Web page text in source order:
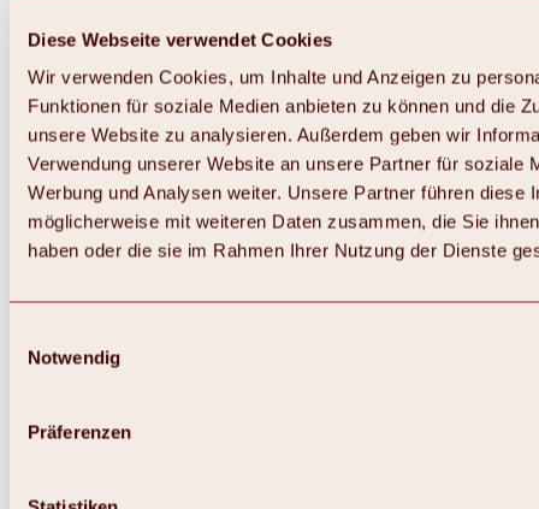
Diese Webseite verwendet Cookies
Wir verwenden Cookies, um Inhalte und Anzeigen zu
Funktionen für soziale Medien anbieten zu können und die
unsere Website zu analysieren. Außerdem geben wir
Verwendung unserer Website an unsere Partner für soziale
Werbung und Analysen weiter. Unsere Partner führen diese
möglicherweise mit weiteren Daten zusammen, die Sie
haben oder die sie im Rahmen Ihrer Nutzung der Dienste
Notwendig
Präferenzen